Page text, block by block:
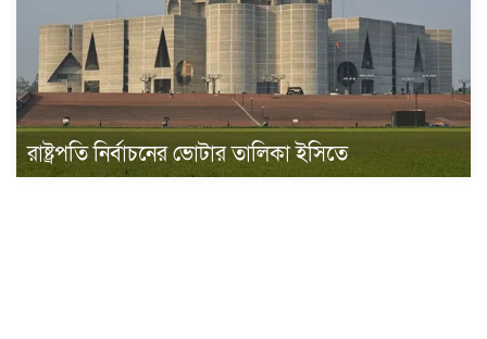
রাষ্ট্রপতি নির্বাচনের ভোটার তালিকা ইসিতে